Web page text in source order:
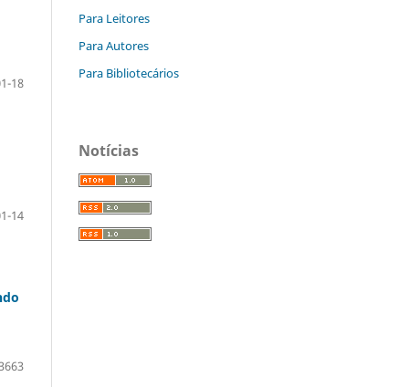
18
14
Para Leitores
Para Autores
Para Bibliotecários
Notícias